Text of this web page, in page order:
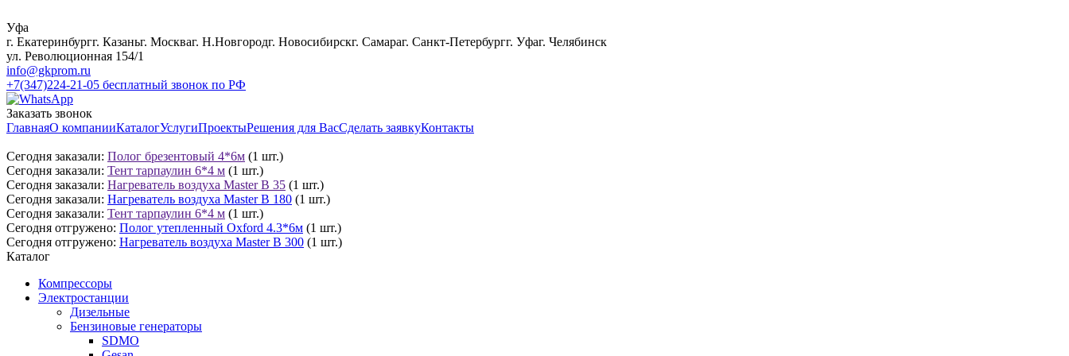
Уфа
г. Екатеринбургг. Казаньг. Москваг. Н.Новгородг. Новосибирскг. Самараг. Санкт-Петербургг. Уфаг. Челябинск
ул. Революционная 154/1
info@gkprom.ru
+7(347)224-21-05 бесплатный звонок по РФ
Заказать звонок
ГлавнаяО компанииКаталогУслугиПроектыРешения для ВасСделать заявкуКонтакты
Сегодня заказали: Полог брезентовый 4*6м (1 шт.)
Сегодня заказали: Тент тарпаулин 6*4 м (1 шт.)
Сегодня заказали: Нагреватель воздуха Master B 35 (1 шт.)
Сегодня заказали: Нагреватель воздуха Master B 180 (1 шт.)
Сегодня заказали: Тент тарпаулин 6*4 м (1 шт.)
Сегодня отгружено: Полог утепленный Oxford 4.3*6м (1 шт.)
Сегодня отгружено: Нагреватель воздуха Master B 300 (1 шт.)
Каталог
Компрессоры
Электростанции
Дизельные
Бензиновые генераторы
SDMO